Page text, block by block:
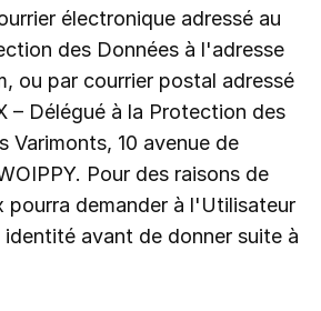
électronique adressé au
des Données à l'adresse
ou par courrier postal adressé
– Délégué à la Protection des
Varimonts, 10 avenue de
Pour des raisons de
pourra demander à l'Utilisateur
avant de donner suite à